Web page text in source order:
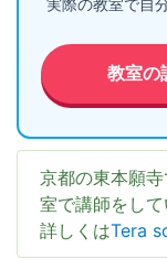
実際の教室で自
教室の
京都の東本願
室で講師をして
詳しくはTera